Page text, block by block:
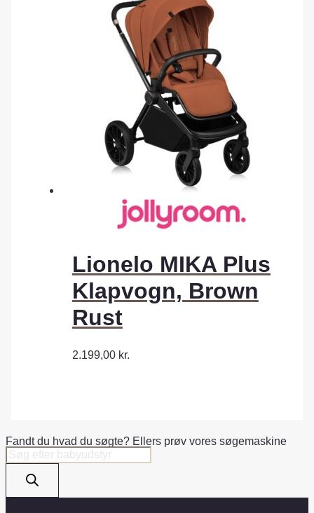
Lionelo MIKA Plus
Klapvogn, Brown
Rust
2.199,00 kr.
Fandt du hvad du søgte? Ellers prøv vores søgemaskine
Products
search